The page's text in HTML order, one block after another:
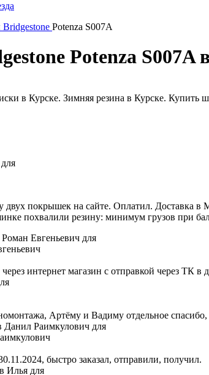
Bridgestone Potenza S007A
Potenza S007A
покрышек на сайте. Оплатил. Доставка в
похвалили резину: минимум грузов при
интернет магазин с отправкой через ТК
Артёму и Вадиму отдельное
быстро заказал, отправили, получил.